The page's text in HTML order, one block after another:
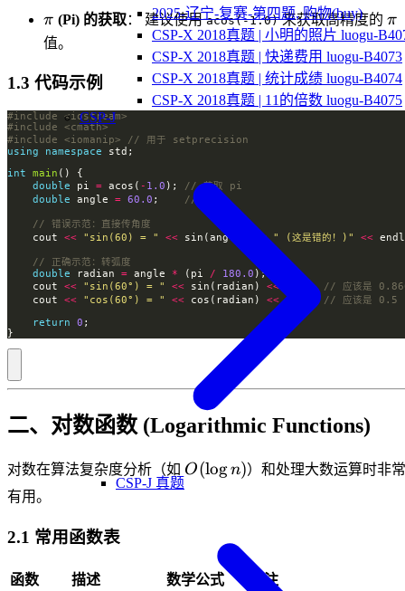
2025-辽宁-复赛-第四题, 购物(buy)
CSP-X 2018真题 | 小明的照片 luogu-
CSP-X 2018真题 | 快递费用 luogu-B4073
CSP-X 2018真题 | 统计成绩 luogu-B4074
CSP-X 2018真题 | 11的倍数 luogu-B4075
CSP-J
CSP-J 真题
\pi
π (Pi) 的获取： 建议使用acos(-1.0)来获取高精度的 π
值。
1.3 代码示例
#include
<iostream>
#include
<cmath>
#include
<iomanip>
using
namespace
int
main
double pi = acos( - 1.0 );
double angle = 60.0 ;
    cout
<< "sin(60) = " << sin(angle) << " (这是错的！)" <<
double radian = angle * (pi / 180.0
    cout
<< "sin(60°) = " << sin(radian) << endl;
    cout
<< "cos(60°) = " << cos(radian) << endl;
return 0
}
二、对数函数 (Logarithmic Functions)
对数在算法复杂度分析（如 O(\log
O(logn)）和处理大数运算时非
有用。
2.1 常用函数表
函数 描述 数学公式 备注